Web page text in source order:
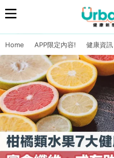
Home APP限定內容! 健康資訊